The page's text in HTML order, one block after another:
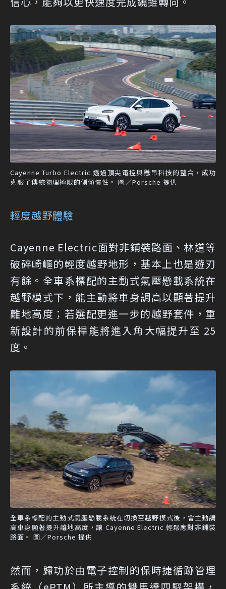
Cayenne Turbo Electric 透過頂尖電控與懸吊科技的整合，成功
克服了傳統物理極限的側傾慣性。 圖／Porsche 提供
輕度越野體驗
Cayenne Electric面對非鋪裝路面、林道等
破碎崎嶇的輕度越野地形，基本上也是遊刃
有餘。全車系標配的主動式氣壓懸載系統在
越野模式下，能主動將車身調高以顯著提升
離地高度；若選配更進一步的越野套件，重
新設計的前保桿能將進入角大幅提升至 25
度。
全車系標配的主動式氣壓懸載系統在切換至越野模式後，會主動調
高車身顯著提升離地高度，讓 Cayenne Electric 輕鬆應對非鋪裝
路面。 圖／Porsche 提供
然而，歸功於由電子控制的保時捷循跡管理